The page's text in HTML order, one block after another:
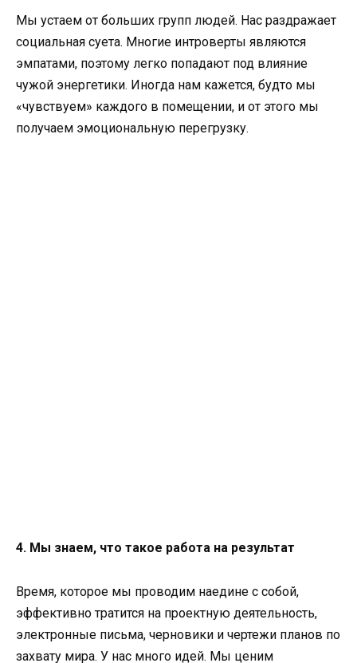
Мы устаем от больших групп людей. Нас раздражает
социальная суета. Многие интроверты являются
эмпатами, поэтому легко попадают под влияние
чужой энергетики. Иногда нам кажется, будто мы
«чувствуем» каждого в помещении, и от этого мы
получаем эмоциональную перегрузку.
4. Мы знаем, что такое работа на результат
Время, которое мы проводим наедине с собой,
эффективно тратится на проектную деятельность,
электронные письма, черновики и чертежи планов по
захвату мира. У нас много идей. Мы ценим